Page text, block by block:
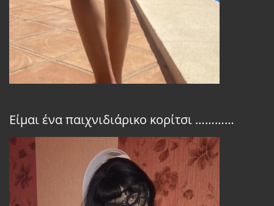
Είμαι ένα παιχνιδιάρικο κορίτσι …………